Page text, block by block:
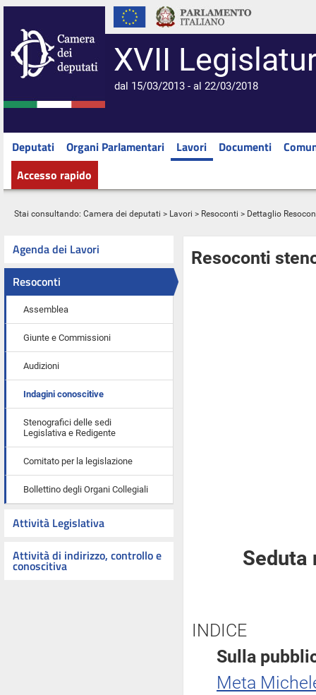
XVII
dal 15/03/2013 - al 22/03/2018
Deputati Organi Parlamentari Lavori Documenti
Accesso rapido
Stai consultando: Camera dei deputati > Lavori > Resoconti > Dettaglio
Agenda dei Lavori
Resoconti
Assemblea
Giunte e Commissioni
Audizioni
Indagini conoscitive
Stenografici delle sedi
Legislativa e Redigente
Comitato per la legislazione
Bollettino degli Organi Collegiali
Attività Legislativa
Attività di indirizzo, controllo e
conoscitiva
Resoconti
Seduta
INDICE
Sulla
Meta